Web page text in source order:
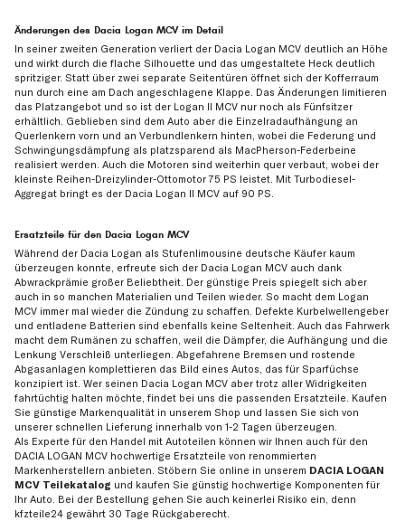
Änderungen des Dacia Logan MCV im Detail
In seiner zweiten Generation verliert der Dacia Logan MCV deutlich an Höhe
und wirkt durch die flache Silhouette und das umgestaltete Heck deutlich
spritziger. Statt über zwei separate Seitentüren öffnet sich der Kofferraum
nun durch eine am Dach angeschlagene Klappe. Das Änderungen limitieren
das Platzangebot und so ist der Logan II MCV nur noch als Fünfsitzer
erhältlich. Geblieben sind dem Auto aber die Einzelradaufhängung an
Querlenkern vorn und an Verbundlenkern hinten, wobei die Federung und
Schwingungsdämpfung als platzsparend als MacPherson-Federbeine
realisiert werden. Auch die Motoren sind weiterhin quer verbaut, wobei der
kleinste Reihen-Dreizylinder-Ottomotor 75 PS leistet. Mit Turbodiesel-
Aggregat bringt es der Dacia Logan II MCV auf 90 PS.
Ersatzteile für den Dacia Logan MCV
Während der Dacia Logan als Stufenlimousine deutsche Käufer kaum
überzeugen konnte, erfreute sich der Dacia Logan MCV auch dank
Abwrackprämie großer Beliebtheit. Der günstige Preis spiegelt sich aber
auch in so manchen Materialien und Teilen wieder. So macht dem Logan
MCV immer mal wieder die Zündung zu schaffen. Defekte Kurbelwellengeber
und entladene Batterien sind ebenfalls keine Seltenheit. Auch das Fahrwerk
macht dem Rumänen zu schaffen, weil die Dämpfer, die Aufhängung und die
Lenkung Verschleiß unterliegen. Abgefahrene Bremsen und rostende
Abgasanlagen komplettieren das Bild eines Autos, das für Sparfüchse
konzipiert ist. Wer seinen Dacia Logan MCV aber trotz aller Widrigkeiten
fahrtüchtig halten möchte, findet bei uns die passenden Ersatzteile. Kaufen
Sie günstige Markenqualität in unserem Shop und lassen Sie sich von
unserer schnellen Lieferung innerhalb von 1-2 Tagen überzeugen.
Als Experte für den Handel mit Autoteilen können wir Ihnen auch für den
DACIA LOGAN MCV hochwertige Ersatzteile von renommierten
Markenherstellern anbieten. Stöbern Sie online in unserem DACIA LOGAN
MCV Teilekatalog und kaufen Sie günstig hochwertige Komponenten für
Ihr Auto. Bei der Bestellung gehen Sie auch keinerlei Risiko ein, denn
kfzteile24 gewährt 30 Tage Rückgaberecht.